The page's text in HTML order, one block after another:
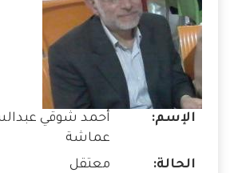
الإسم:
أحمد شوقي
عماشة
الحالة:
معتقل